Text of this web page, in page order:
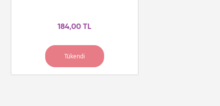
184,00 TL
Tükendi